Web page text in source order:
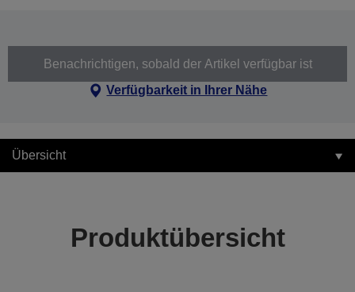
Benachrichtigen, sobald der Artikel verfügbar ist
Verfügbarkeit in Ihrer Nähe
Übersicht
Produktübersicht